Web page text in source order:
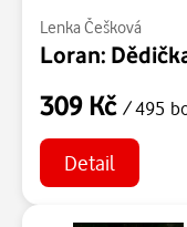
Lenka Češková
Loran:
309 Kč / 495
Detail